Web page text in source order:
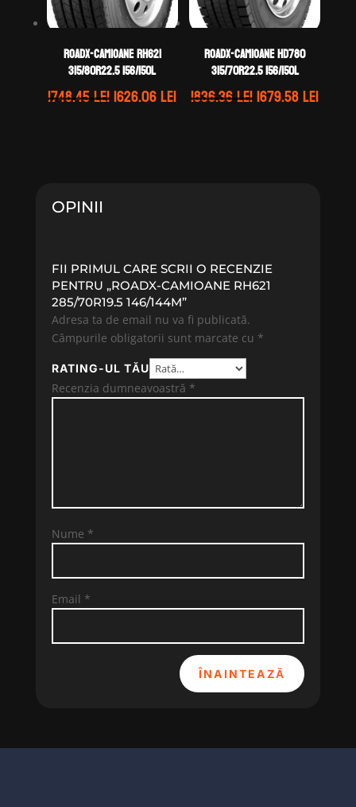
ROADX-CAMIOANE RH621
315/80R22.5 156/150L
1748.45leiPrețul
1626.06leiPrețul
ROADX-CAMIOANE HD780
315/70R22.5 156/150L
1836.36leiPrețul
1679.58lei
OPINII
FII PRIMUL CARE SCRII O RECENZIE
PENTRU „ROADX-CAMIOANE RH621
285/70R19.5 146/144M”
Adresa ta de email nu va fi publicată.
Câmpurile obligatorii sunt marcate cu *
RATING-UL TĂU
Recenzia dumneavoastră *
Nume *
Email *
ÎNAINTEAZĂ